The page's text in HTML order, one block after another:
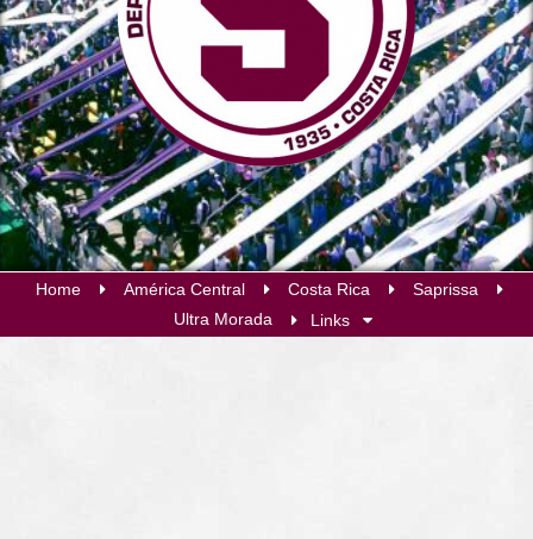
Home América Central Costa Rica
Saprissa
Ultra Morada
Links